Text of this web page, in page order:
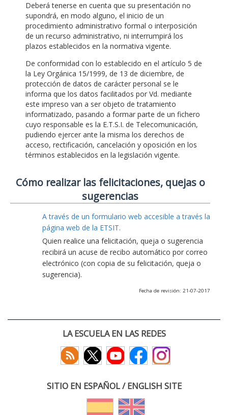
Deberá tenerse en cuenta que su presentación no
supondrá, en modo alguno, el inicio de un
procedimiento administrativo formal o interposición
de un recurso administrativo, ni interrumpirá los
plazos establecidos en la normativa vigente.
De conformidad con lo establecido en el artículo 5 de
la Ley Orgánica 15/1999, de 13 de diciembre, de
protección de datos de carácter personal se le
informa que los datos facilitados por Vd. mediante
este impreso van a ser objeto de tratamiento
informatizado, pasando a formar parte de un fichero
cuyo responsable es la E.T.S.I. de Telecomunicación,
pudiendo ejercer ante la misma los derechos de
acceso, rectificación, cancelación y oposición en los
términos establecidos en la legislación vigente.
Cómo realizar las felicitaciones, quejas o
sugerencias
A través de un formulario web accesible a través la
página web de la ETSIT.
Quien realice una felicitación, queja o sugerencia
recibirá un acuse de recibo automático por correo
electrónico (con copia de su felicitación, queja o
sugerencia).
Fecha de revisión: 21-07-2017
LA ESCUELA EN LAS REDES
SITIO EN ESPAÑOL / ENGLISH SITE